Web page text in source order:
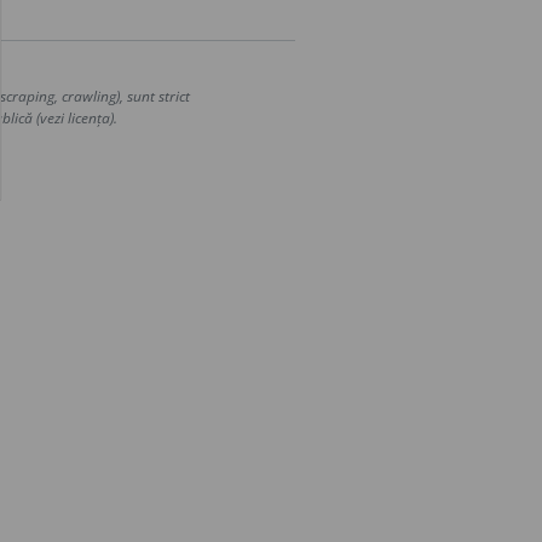
crawling), sunt strict
(vezi licența).